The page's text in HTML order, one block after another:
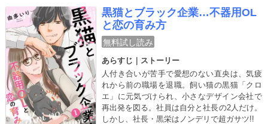
のって、元カレで上司の佐々木部長！？ 同居
ってだけでもありえないのに、部長が義理の
お兄ちゃんになるの…！？ そんなの絶対にム
リ！！ ※同タイトルの1～6話を収録した合冊
版です。重複購入にご注意ください。
黒猫とブラック企業…不器用OL
と恋の育み方
無料試し読み
あらすじ｜ストーリー
人付き合いが苦手で愛想のない直央は、気疲
れから前の職場を退職。飼い猫の黒猫「クロ
エ」に元気づけられ、小さなデザイン会社で
再出発を図る。社員は自分と社長の2人だけ。
しかし、社長・黒栄はノンデリで超ガサツ!!